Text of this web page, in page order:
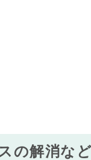
の解消な